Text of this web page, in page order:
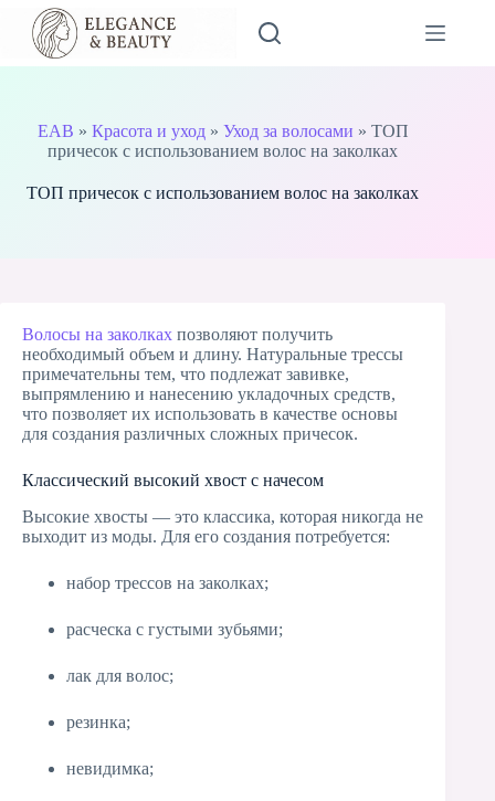
content
EAB » Красота и уход» Уход за волосами » ТОП
причесок с использованием волос на заколках
ТОП причесок с использованием волос на заколках
Волосы на заколках позволяют получить
необходимый объем и длину. Натуральные трессы
примечательны тем, что подлежат завивке,
выпрямлению и нанесению укладочных средств,
что позволяет их использовать в качестве основы
для создания различных сложных причесок.
Классический высокий хвост с начесом
Высокие хвосты — это классика, которая никогда не
выходит из моды. Для его создания потребуется:
набор трессов на заколках;
расческа с густыми зубьями;
лак для волос;
резинка;
невидимка;